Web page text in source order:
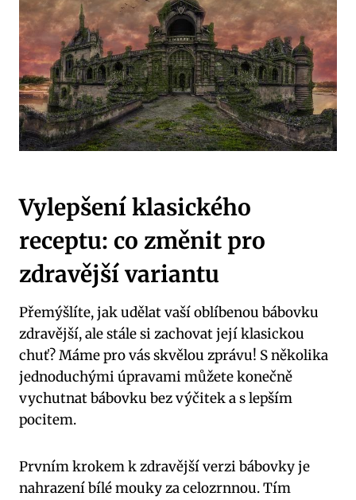
Vylepšení klasického
receptu: co změnit pro
zdravější variantu
Přemýšlíte, jak udělat vaší oblíbenou bábovku
zdravější, ale stále si zachovat její klasickou
chuť? Máme pro vás skvělou zprávu! S několika
jednoduchými úpravami můžete konečně
vychutnat bábovku bez výčitek a s lepším
pocitem.
Prvním krokem k zdravější verzi bábovky je
nahrazení bílé mouky za celozrnnou. Tím